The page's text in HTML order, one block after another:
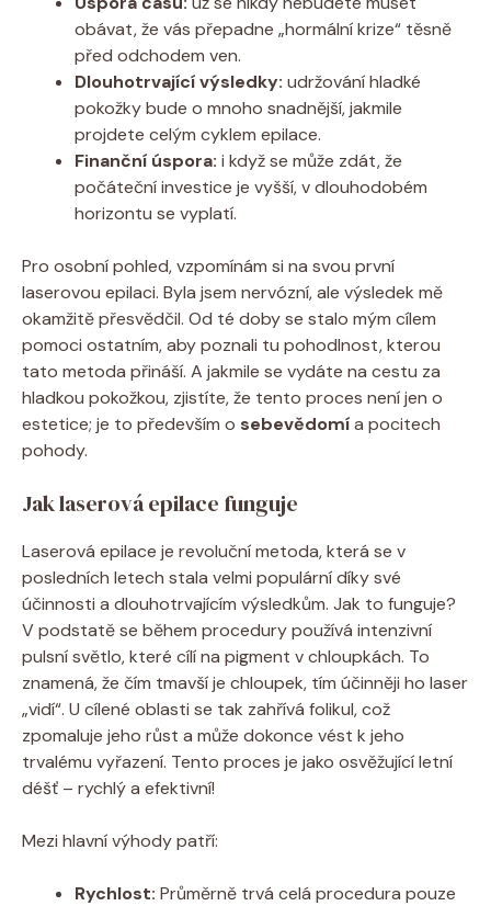
obávat, že vás přepadne „hormální krize“ těsně
před odchodem ven.
Dlouhotrvající výsledky: udržování hladké
pokožky bude o mnoho snadnější, jakmile
projdete celým cyklem epilace.
Finanční úspora: i když se může zdát, že
počáteční investice je vyšší, v dlouhodobém
horizontu se vyplatí.
Pro osobní pohled, vzpomínám si na svou první
laserovou epilaci. Byla jsem nervózní, ale výsledek mě
okamžitě přesvědčil. Od té doby se stalo mým cílem
pomoci ostatním, aby poznali tu pohodlnost, kterou
tato metoda přináší. A jakmile se vydáte na cestu za
hladkou pokožkou, zjistíte, že tento proces není jen o
estetice; je to především o sebevědomía pocitech
pohody.
Jak laserová epilace funguje
Laserová epilace je revoluční metoda, která se v
posledních letech stala velmi populární díky své
účinnosti a dlouhotrvajícím výsledkům. Jak to funguje?
V podstatě se během procedury používá intenzivní
pulsní světlo, které cílí na pigment v chloupkách. To
znamená, že čím tmavší je chloupek, tím účinněji ho laser
„vidí“. U cílené oblasti se tak zahřívá folikul, což
zpomaluje jeho růst a může dokonce vést k jeho
trvalému vyřazení. Tento proces je jako osvěžující letní
déšť – rychlý a efektivní!
Mezi hlavní výhody patří:
Rychlost: Průměrně trvá celá procedura pouze